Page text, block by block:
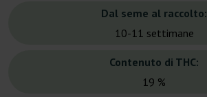
Dal seme al raccolto:
10-11 settimane
Contenuto di THC:
19 %